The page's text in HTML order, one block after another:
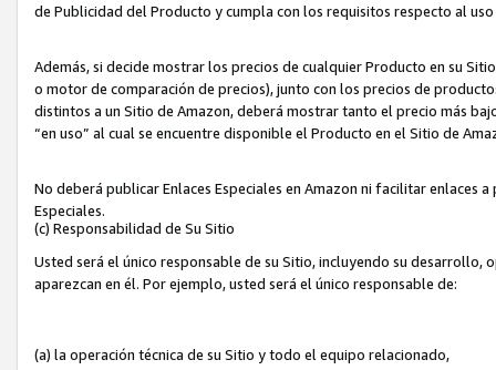
de Publicidad del Producto y cumpla con los requisitos respecto al uso
Además, si decide mostrar los precios de cualquier Producto en su
o motor de comparación de precios), junto con los precios de
distintos a un Sitio de Amazon, deberá mostrar tanto el precio más
“en uso” al cual se encuentre disponible el Producto en el Sitio de
No deberá publicar Enlaces Especiales en Amazon ni facilitar enlaces
Especiales.
(c) Responsabilidad de Su Sitio
Usted será el único responsable de su Sitio, incluyendo su
aparezcan en él. Por ejemplo, usted será el único responsable de:
(a) la operación técnica de su Sitio y todo el equipo relacionado,